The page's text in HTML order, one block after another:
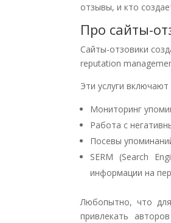
отзывы, и кто
Про сайты-
Сайты-отзовики
reputation
Эти услуги включают
Мониторинг
Работа с
Посевы
SERM (Search
информации на
Любопытно, что
привлекать